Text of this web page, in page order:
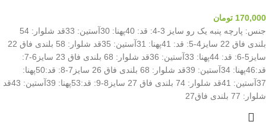
170,000 تومان
جنس: پارچه پنبه یک رو سایز 3-4: قد: 40پهنا: 30آستین: 33قد شلوار: 54
بلندی فاق 22 سایز4-5: قد: 41پهنا: 31آستین: 35قد شلوار: 58 بلندی فاق 22
سایز5-6: قد: 44پهنا: 33آستین: 36قد شلوار: 68 بلندی فاق 23 سایز6-7:
قد:46پهنا: 34آستین: 39قد شلوار: 68 بلندی فاق 26 سایز7-8: قد:50پهنا:
37آستین: 41قد شلوار: 74 بلندی فاق 27 سایز8-9: قد:53پهنا: 39آستین: 43قد
شلوار: 77 بلندی فاق27